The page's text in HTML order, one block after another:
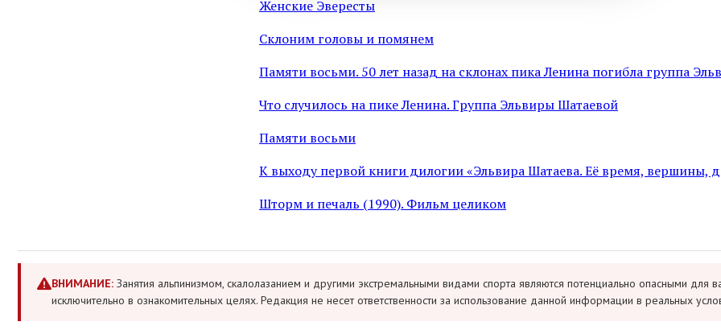
Женские Эвересты
Склоним головы и помянем
Памяти восьми. 50 лет назад на склонах пика Ленина погибла группа
Что случилось на пике Ленина. Группа Эльвиры Шатаевой
Памяти восьми
К выходу первой книги дилогии «Эльвира Шатаева. Её время, вершины,
Шторм и печаль (1990). Фильм целиком
ВНИМАНИЕ: Занятия альпинизмом, скалолазанием и другими экстремальными видами спорта являются потенциально опасными для
исключительно в ознакомительных целях. Редакция не несет ответственности за использование данной информации в реальных